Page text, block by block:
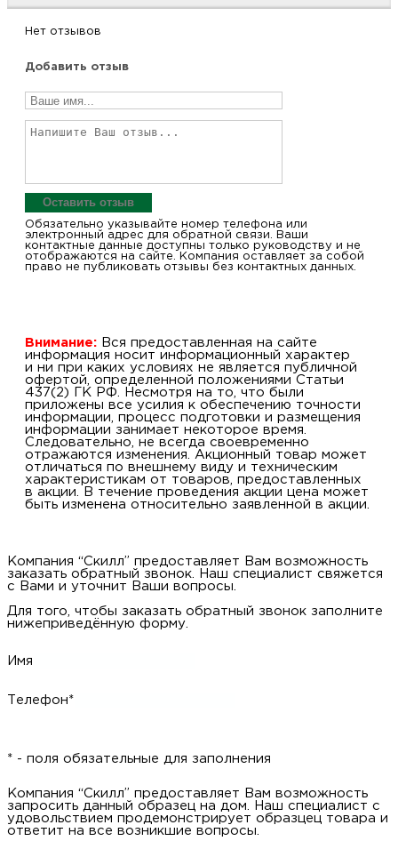
Нет отзывов
Добавить отзыв
Оставить отзыв
Обязательно указывайте номер телефона или
электронный адрес для обратной связи. Ваши
контактные данные доступны только руководству и не
отображаются на сайте. Компания оставляет за собой
право не публиковать отзывы без контактных данных.
Внимание: Вся предоставленная на сайте
информация носит информационный характер
и ни при каких условиях не является публичной
офертой, определенной положениями Статьи
437(2) ГК РФ. Несмотря на то, что были
приложены все усилия к обеспечению точности
информации, процесс подготовки и размещения
информации занимает некоторое время.
Следовательно, не всегда своевременно
отражаются изменения. Акционный товар может
отличаться по внешнему виду и техническим
характеристикам от товаров, предоставленных
в акции. В течение проведения акции цена может
быть изменена относительно заявленной в акции.
Компания “Скилл” предоставляет Вам возможность
заказать обратный звонок. Наш специалист свяжется
с Вами и уточнит Ваши вопросы.
Для того, чтобы заказать обратный звонок заполните
нижеприведённую форму.
Имя
Телефон*
* - поля обязательные для заполнения
Компания “Скилл” предоставляет Вам возможность
запросить данный образец на дом. Наш специалист с
удовольствием продемонстрирует образцец товара и
ответит на все возникшие вопросы.